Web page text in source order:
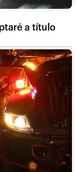
a título